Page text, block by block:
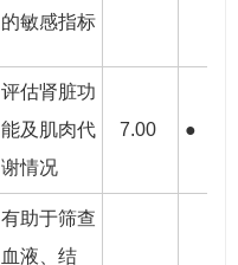
的敏感指标
评估肾脏功
能及肌肉代
谢情况
7.00 ●
有助于筛查
血液、结